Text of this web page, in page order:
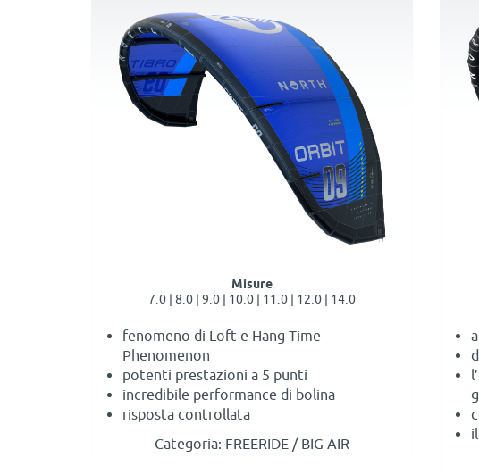
Misure
7.0 | 8.0 | 9.0 | 10.0 | 11.0 | 12.0 | 14.0
fenomeno di Loft e Hang Time
Phenomenon
potenti prestazioni a 5 punti
incredibile performance di bolina
risposta controllata
Categoria: FREERIDE / BIG AIR